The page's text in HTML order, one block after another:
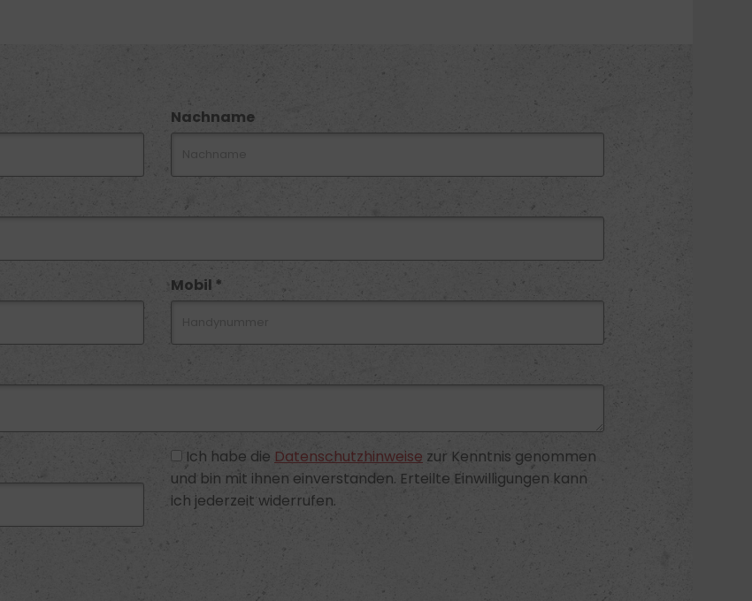
Nachname
Mobil *
Ich habe die Datenschutzhinweise zur Kenntnis genommen
und bin mit ihnen einverstanden. Erteilte Einwilligungen kann
ich jederzeit widerrufen.